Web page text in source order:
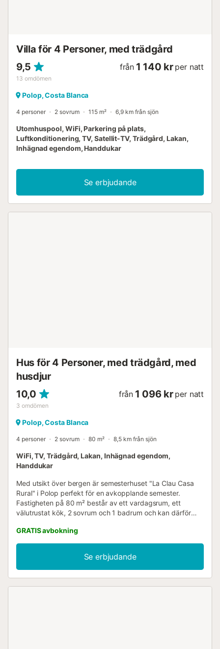
Villa för 4 Personer, med trädgård
9,5
13 omdömen
från 1 140 kr per natt
Polop, Costa Blanca
4 personer 2 sovrum 115 m² 6,9 km från sjön
Utomhuspool, WiFi, Parkering på plats,
Luftkonditionering, TV, Satellit-TV, Trädgård, Lakan,
Inhägnad egendom, Handdukar
Se erbjudande
Hus för 4 Personer, med trädgård, med
husdjur
10,0
3 omdömen
från 1 096 kr per natt
Polop, Costa Blanca
4 personer 2 sovrum 80 m² 8,5 km från sjön
WiFi, TV, Trädgård, Lakan, Inhägnad egendom,
Handdukar
Med utsikt över bergen är semesterhuset "La Clau Casa
Rural" i Polop perfekt för en avkopplande semester.
Fastigheten på 80 m² består av ett vardagsrum, ett
välutrustat kök, 2 sovrum och 1 badrum och kan därför
höghastighets-Wi-Fi (lämpligt för videosamtal), en smart-
TV med streamingtjänster. Det finns en takfläkt i
vardagsrummet och golvfläktar i alla rum. Två barnstolar
finns tillgängliga, och en babysäng finns att hyra mot en
avgift. Ditt privata utomhusområde inkluderar en trädgård,
GRATIS avbokning
Se erbjudande